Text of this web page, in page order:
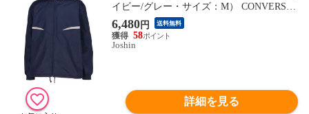
イビー/グレー・サイズ：M） CONVERSE
CB132551S-2915-M 【返品種別A】
6,480円 送料無料
58
Joshin
詳細を見る